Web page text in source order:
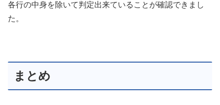
各行の中身を除いて判定出来ていることが確認できまし
た。
まとめ